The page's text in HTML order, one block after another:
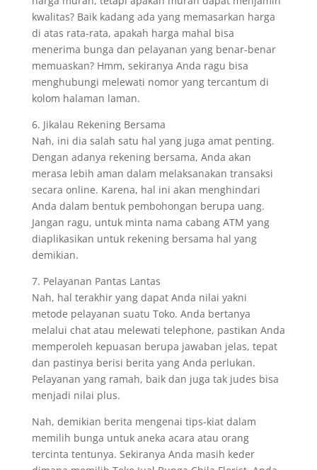
kwalitas? Baik kadang ada yang memasarkan harga
di atas rata-rata, apakah harga mahal bisa
menerima bunga dan pelayanan yang benar-benar
memuaskan? Hmm, sekiranya Anda ragu bisa
menghubungi melewati nomor yang tercantum di
kolom halaman laman.
6. Jikalau Rekening Bersama
Nah, ini dia salah satu hal yang juga amat penting.
Dengan adanya rekening bersama, Anda akan
merasa lebih aman dalam melaksanakan transaksi
secara online. Karena, hal ini akan menghindari
Anda dalam bentuk pembohongan berupa uang.
Jangan ragu, untuk minta nama cabang ATM yang
diaplikasikan untuk rekening bersama hal yang
demikian.
7. Pelayanan Pantas Lantas
Nah, hal terakhir yang dapat Anda nilai yakni
metode pelayanan suatu Toko. Anda bertanya
melalui chat atau melewati telephone, pastikan Anda
memperoleh kepuasan berupa jawaban jelas, tepat
dan pastinya berisi berita yang Anda perlukan.
Pelayanan yang ramah, baik dan juga tak judes bisa
menjadi nilai plus.
Nah, demikian berita mengenai tips-kiat dalam
memilih bunga untuk aneka acara atau orang
tercinta tentunya. Sekiranya Anda masih keder